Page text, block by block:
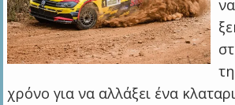
χρόνο για να αλλάξει ένα